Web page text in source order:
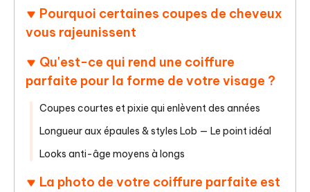
Pourquoi certaines coupes de cheveux
vous rajeunissent
Qu'est-ce qui rend une coiffure
parfaite pour la forme de votre visage ?
Coupes courtes et pixie qui enlèvent des années
Longueur aux épaules & styles Lob — Le point idéal
Looks anti-âge moyens à longs
La photo de votre coiffure parfaite est